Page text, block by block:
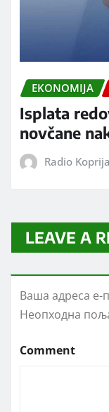
EKONOMIJA
Isplata
novčane
Radio
LEAVE A
Ваша адреса е-
Неопходна
Comment